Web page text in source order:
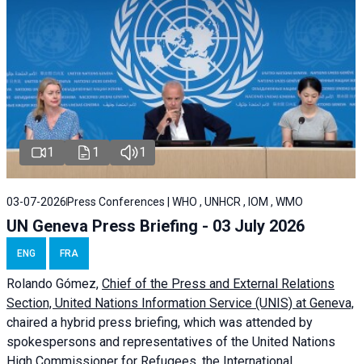
1 1 1
03-07-2026 Press Conferences | WHO , UNHCR , IOM , WMO
UN Geneva Press Briefing - 03 July 2026
ENG FRA
Rolando Gómez, Chief of the Press and External Relations
Section, United Nations Information Service (UNIS) at Geneva,
chaired a hybrid press briefing, which was attended by
spokespersons and representatives of the United Nations